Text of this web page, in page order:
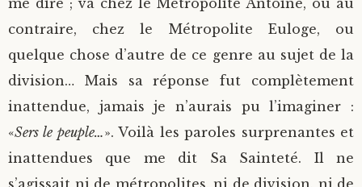
me dire ; va chez le Métropolite Antoine, ou au
contraire, chez le Métropolite Euloge, ou
quelque chose d’autre de ce genre au sujet de la
division… Mais sa réponse fut complètement
inattendue, jamais je n’aurais pu l’imaginer :
«Sers le peuple…». Voilà les paroles surprenantes et
inattendues que me dit Sa Sainteté. Il ne
s’agissait ni de métropolites, ni de division, ni de